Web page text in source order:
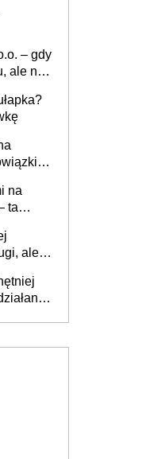
– gdy
ale nie
w
na
ta
ale